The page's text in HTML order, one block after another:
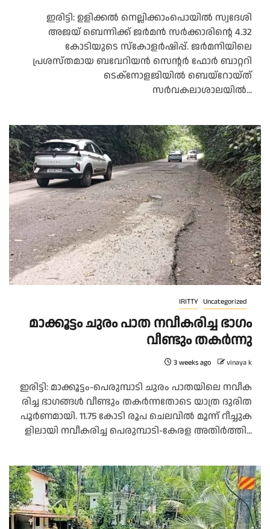
ഇരിട്ടി: ഉളിക്കൽ നെല്ലിക്കാംപൊയിൽ സ്വദേശി
അജയ് ബെന്നിക്ക് ജർമൻ സർക്കാരിന്റെ 4.32
കോടിയുടെ സ്‌കോളർഷിപ്പ്. ജർമനിയിലെ
പ്രശസ്തമായ ബവേറിയൻ സെന്റർ ഫോർ ബാറ്ററി
ടെക്‌നോളജിയിൽ ബെയ്റോയ്ത്
സർവകലാശാലയിൽ...
IRITTY Uncategorized
മാ​ക്കൂ​ട്ടം ചു​രം പാ​ത ന​വീ​ക​രി​ച്ച ഭാ​ഗം
വീ​ണ്ടും ത​ക​ർ​ന്നു
3 weeks ago vinaya k
ഇ​രി​ട്ടി: മാ​ക്കൂ​ട്ടം-​പെ​രു​മ്പാ​ടി ചു​രം പാ​ത​യി​ലെ ന​വീ​ക​
രി​ച്ച ഭാ​ഗ​ങ്ങ​ൾ വീ​ണ്ടും ത​ക​ർ​ന്ന​തോ​ടെ യാ​ത്ര ദു​രി​ത
പൂ​ർ​ണ​മാ​യി. 11.75 കോ​ടി രൂ​പ ചെ​ല​വി​ൽ മൂ​ന്ന് റീ​ച്ചു​ക​
ളി​ലാ​യി ന​വീ​ക​രി​ച്ച പെ​രു​മ്പാ​ടി-​കേ​ര​ള അ​തി​ർ​ത്തി...